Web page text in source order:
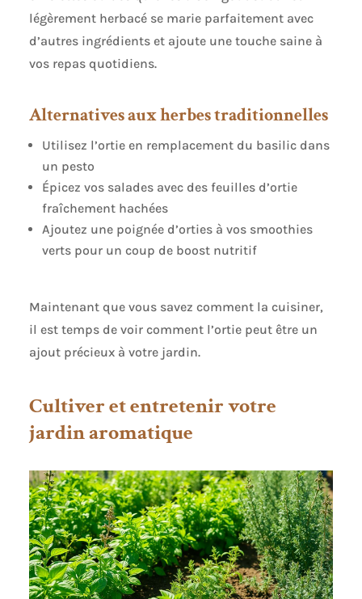
légèrement herbacé se marie parfaitement avec
d’autres ingrédients et ajoute une touche saine à
vos repas quotidiens.
Alternatives aux herbes traditionnelles
Utilisez l’ortie en remplacement du basilic dans
un pesto
Épicez vos salades avec des feuilles d’ortie
fraîchement hachées
Ajoutez une poignée d’orties à vos smoothies
verts pour un coup de boost nutritif
Maintenant que vous savez comment la cuisiner,
il est temps de voir comment l’ortie peut être un
ajout précieux à votre jardin.
Cultiver et entretenir votre
jardin aromatique